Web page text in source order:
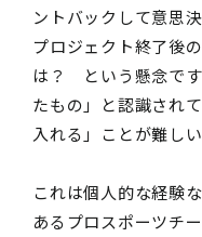
ントバックして意思
プロジェクト終了後
は？ という懸念で
たもの」と認識され
入れる」ことが難し
これは個人的な経験
あるプロスポーツチ